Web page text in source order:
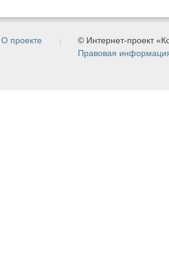
О проекте
© Интернет-проект
Правовая